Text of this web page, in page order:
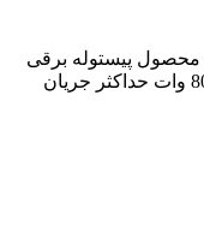
وات مشخصات محصول پیستوله برقی